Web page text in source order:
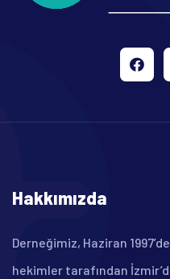
Hakkımızda
Derneğimiz, Haziran
hekimler tarafından